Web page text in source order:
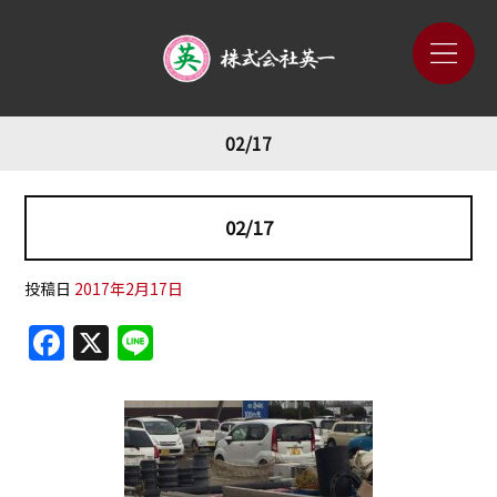
02/17
02/17
投稿日 2017年2月17日
F
a
X
e